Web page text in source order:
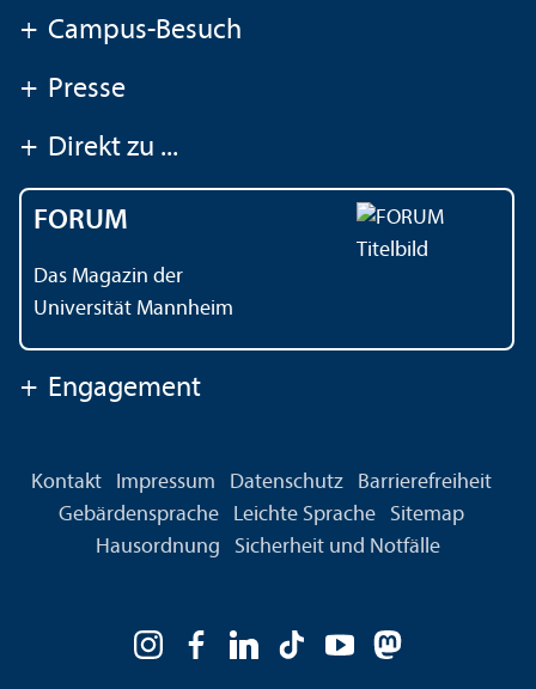
+ Campus-Besuch
+ Presse
+ Direkt zu ...
FORUM
Das Magazin der
Universität Mannheim
+ Engagement
Kontakt Impressum Datenschutz
Barrierefreiheit
Gebärdensprache
Leichte Sprache
Sitemap
Hausordnung
Sicherheit und Notfälle